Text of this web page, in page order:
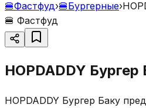
🍔Фастфуд›🍔Бургерные›
🍔 Фастфуд
HOPDADDY Бургер
HOPDADDY Бургер Баку